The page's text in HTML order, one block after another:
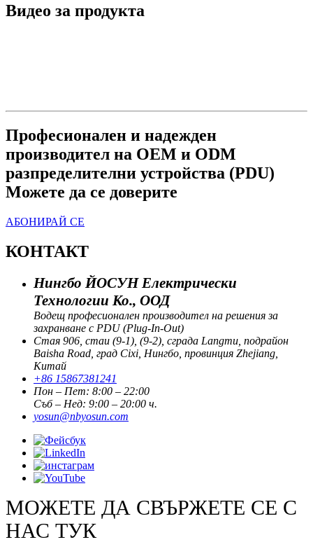
Видео за продукта
Професионален и надежден
производител на OEM и ODM
разпределителни устройства (PDU)
Можете да се доверите
АБОНИРАЙ СЕ
КОНТАКТ
Нингбо ЙОСУН Електрически
Технологии Ко., ООД
Водещ професионален производител на решения за
захранване с PDU (Plug-In-Out)
Стая 906, стаи (9-1), (9-2), сграда Langmu, подрайон
Baisha Road, град Cixi, Нингбо, провинция Zhejiang,
Китай
+86 15867381241
Пон – Пет: 8:00 – 22:00
Съб – Нед: 9:00 – 20:00 ч.
yosun@nbyosun.com
МОЖЕТЕ ДА СВЪРЖЕТЕ СЕ С
НАС ТУК